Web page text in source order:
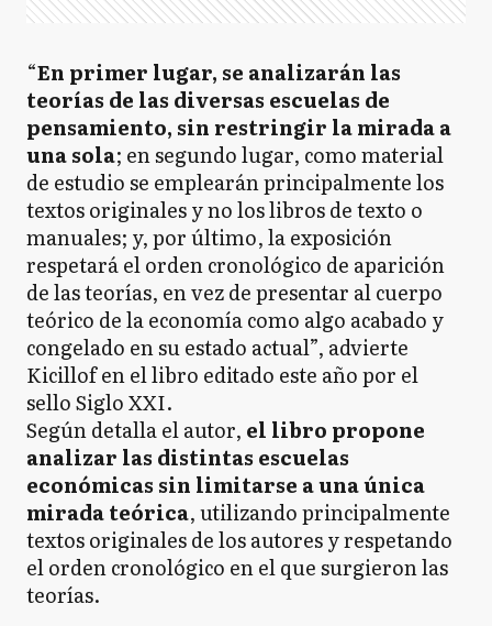
“En primer lugar, se analizarán las
teorías de las diversas escuelas de
pensamiento, sin restringir la mirada a
una sola; en segundo lugar, como material
de estudio se emplearán principalmente los
textos originales y no los libros de texto o
manuales; y, por último, la exposición
respetará el orden cronológico de aparición
de las teorías, en vez de presentar al cuerpo
teórico de la economía como algo acabado y
congelado en su estado actual”, advierte
Kicillof en el libro editado este año por el
sello Siglo XXI.
Según detalla el autor, el libro propone
analizar las distintas escuelas
económicas sin limitarse a una única
mirada teórica, utilizando principalmente
textos originales de los autores y respetando
el orden cronológico en el que surgieron las
teorías.